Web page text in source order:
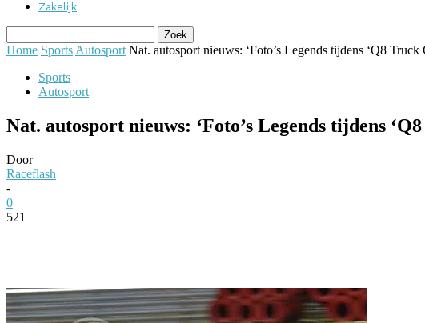
Zakelijk
Home Sports Autosport Nat. autosport nieuws: ‘Foto’s Legends tijdens ‘Q8
Sports
Autosport
Nat. autosport nieuws: ‘Foto’s Legends tijdens
Door
Raceflash
-
0
521